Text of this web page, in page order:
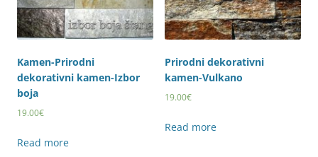
Kamen-Prirodni
dekorativni kamen-Izbor
boja
19.00€
Read more
Prirodni dekorativni
kamen-Vulkano
19.00€
Read more